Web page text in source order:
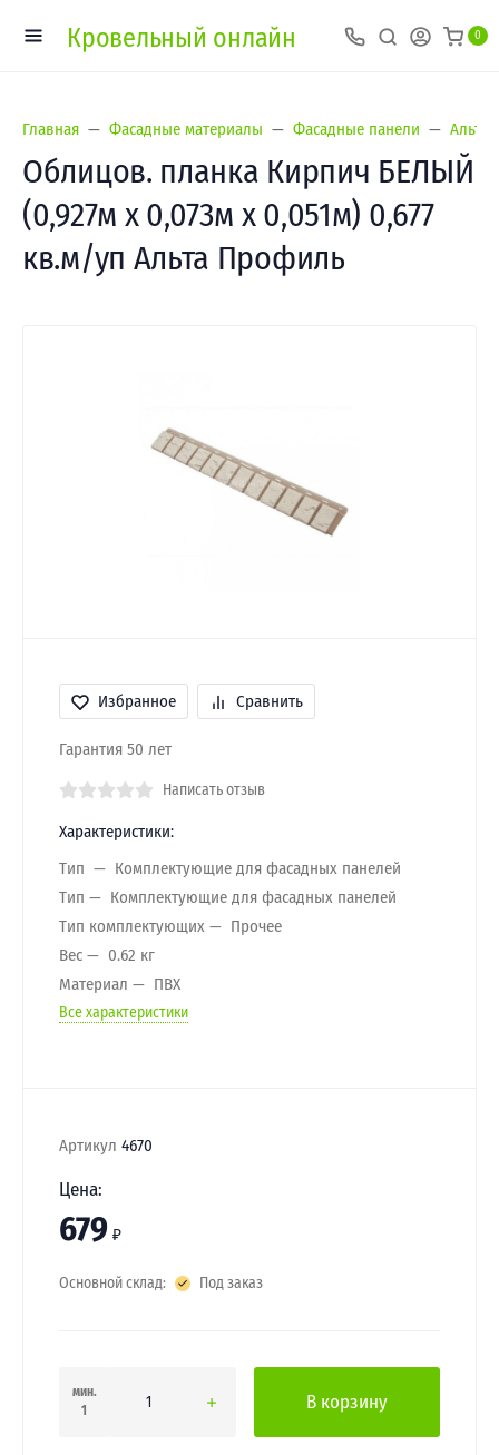
Кровельный онлайн 0
Главная Фасадные материалы Фасадные панели
Облицов. планка Кирпич БЕЛЫЙ
(0,927м х 0,073м х 0,051м) 0,677
кв.м/уп Альта Профиль
Избранное Сравнить
Гарантия 50 лет
Написать отзыв
Характеристики:
Тип
Комплектующие для фасадных панелей
Тип
Комплектующие для фасадных панелей
Тип комплектующих
Прочее
Вес
0.62 кг
Материал
ПВХ
Все характеристики
Артикул 4670
Цена:
679 ₽
Основной склад: Под заказ
мин.
1
В корзину